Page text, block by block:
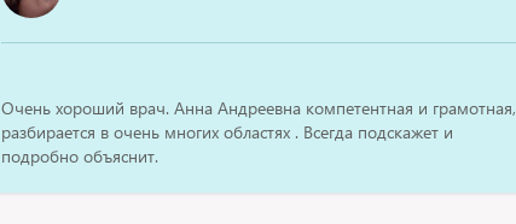
Очень хороший врач. Анна Андреевна компетентная и грамотная,
разбирается в очень многих областях . Всегда подскажет и
подробно объяснит.